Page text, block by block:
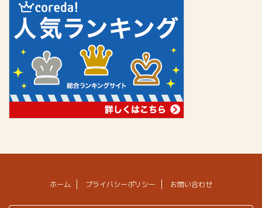
ホーム プライバシーポリシー お問い合わせ